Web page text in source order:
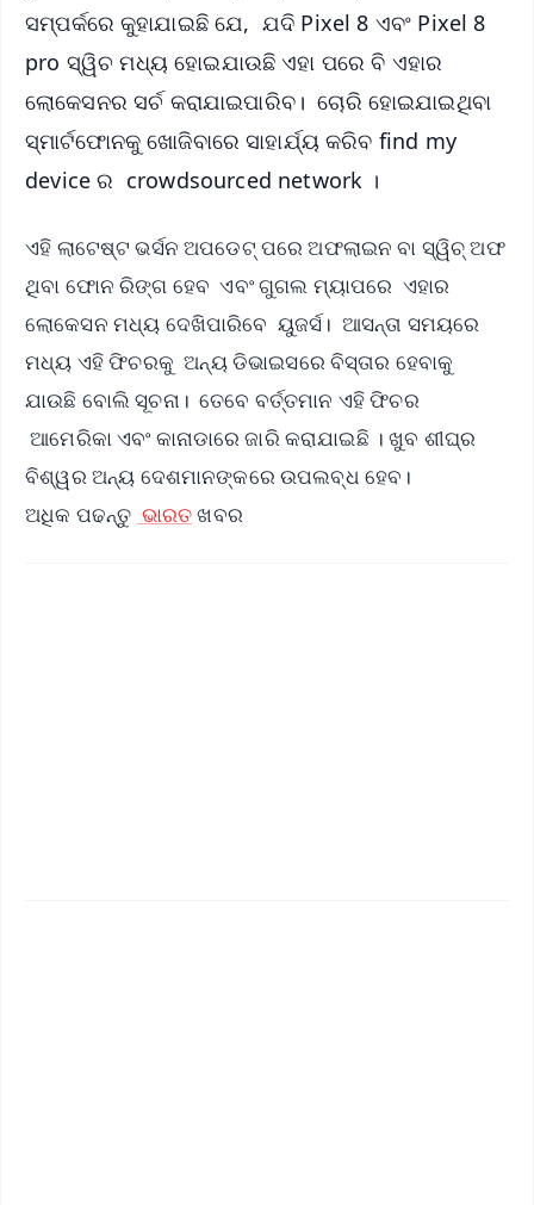
ସମ୍ପର୍କରେ କୁହାଯାଇଛି ଯେ, ଯଦି Pixel 8 ଏବଂ Pixel 8
pro ସ୍ୱିଚ ମଧ୍ୟ ହୋଇଯାଉଛି ଏହା ପରେ ବି ଏହାର
ଲୋକେସନର ସର୍ଚ କରାଯାଇପାରିବ। ଚୋରି ହୋଇଯାଇଥିବା
ସ୍ମାର୍ଟଫୋନକୁ ଖୋଜିବାରେ ସାହାର୍ଯ୍ୟ କରିବ find my
device ର crowdsourced network ।
ଏହି ଲାଟେଷ୍ଟ ଭର୍ସନ ଅପଡେଟ୍‌ ପରେ ଅଫଲାଇନ ବା ସ୍ୱିଚ୍ ଅଫ
ଥିବା ଫୋନ ରିଙ୍ଗ ହେବ ଏବଂ ଗୁଗଲ ମ୍ୟାପରେ ଏହାର
ଲୋକେସନ ମଧ୍ୟ ଦେଖିପାରିବେ ୟୁଜର୍ସ। ଆସନ୍ତା ସମୟରେ
ମଧ୍ୟ ଏହି ଫିଚରକୁ ଅନ୍ୟ ଡିଭାଇସରେ ବିସ୍ତାର ହେବାକୁ
ଯାଉଛି ବୋଲି ସୂଚନା। ତେବେ ବର୍ତ୍ତମାନ ଏହି ଫିଚର
ଆମେରିକା ଏବଂ କାନାଡାରେ ଜାରି କରାଯାଇଛି । ଖୁବ ଶୀଘ୍ର
ବିଶ୍ୱର ଅନ୍ୟ ଦେଶମାନଙ୍କରେ ଉପଲବ୍ଧ ହେବ।
ଅଧିକ ପଢନ୍ତୁ ଭାରତଖବର